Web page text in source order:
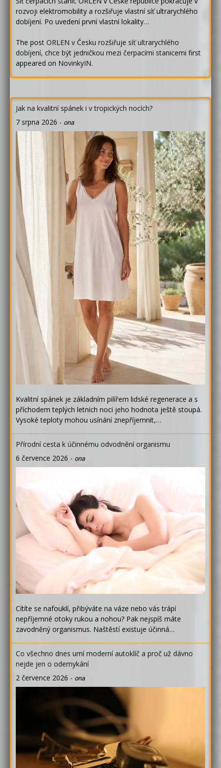
rozvoji elektromobility a rozšiřuje vlastní síť ultrarychlého
dobíjení. Po uvedení první vlastní lokality…
The post ORLEN v Česku rozšiřuje síť ultrarychlého
dobíjení, chce být jedničkou mezi čerpacími stanicemi first
appeared on NovinkyIN.
Jak na kvalitní spánek i v tropických nocích?
7 srpna 2026 - ona
Kvalitní spánek je základním pilířem lidské regenerace a s
příchodem teplých letních nocí jeho hodnota ještě stoupá.
Vysoké teploty mohou usínání znepříjemnit,…
Přírodní cesta k účinnému odvodnění organismu
6 července 2026 - ona
Cítíte se nafouklí, přibýváte na váze nebo vás trápí
nepříjemné otoky rukou a nohou? Pak nejspíš máte
zavodněný organismus. Naštěstí existuje účinná…
Co všechno dnes umí moderní autoklíč a proč už dávno
nejde jen o odemykání
2 července 2026 - ona